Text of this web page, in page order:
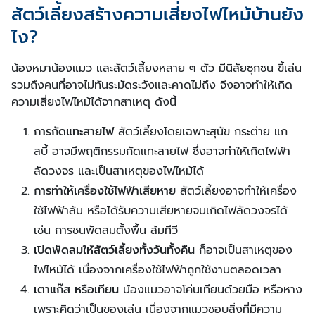
สัตว์เลี้ยงสร้างความเสี่ยงไฟไหม้บ้านยัง
ไง?
น้องหมาน้องแมว และสัตว์เลี้ยงหลาย ๆ ตัว มีนิสัยซุกซน ขี้เล่น
รวมถึงคนที่อาจไม่ทันระมัดระวังและคาดไม่ถึง จึงอาจทำให้เกิด
ความเสี่ยงไฟไหม้ได้จากสาเหตุ ดังนี้
การกัดแทะสายไฟ สัตว์เลี้ยงโดยเฉพาะสุนัข กระต่าย แก
สบี้ อาจมีพฤติกรรมกัดแทะสายไฟ ซึ่งอาจทำให้เกิดไฟฟ้า
ลัดวงจร และเป็นสาเหตุของไฟไหม้ได้
การทำให้เครื่องใช้ไฟฟ้าเสียหาย สัตว์เลี้ยงอาจทำให้เครื่อง
ใช้ไฟฟ้าล้ม หรือได้รับความเสียหายจนเกิดไฟลัดวงจรได้
เช่น การชนพัดลมตั้งพื้น ล้มทีวี
เปิดพัดลมให้สัตว์เลี้ยงทั้งวันทั้งคืน ก็อาจเป็นสาเหตุของ
ไฟไหม้ได้ เนื่องจากเครื่องใช้ไฟฟ้าถูกใช้งานตลอดเวลา
เตาแก๊ส หรือเทียน น้องแมวอาจโค่นเทียนด้วยมือ หรือหาง
เพราะคิดว่าเป็นของเล่น เนื่องจากแมวชอบสิ่งที่มีความ